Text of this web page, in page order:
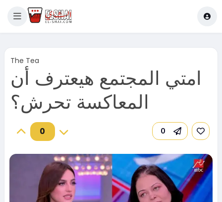
The Tea
امتي المجتمع هيعترف أن
المعاكسة تحرش؟
0 0